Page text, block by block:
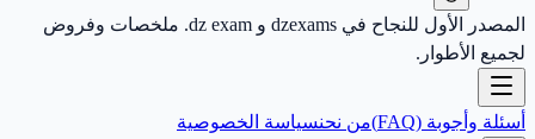
المصدر الأول للنجاح في dzexams و dz exam. ملخصات وفروض
لجميع الأطوار.
أسئلة وأجوبة (FAQ) من نحنسياسة الخصوصية